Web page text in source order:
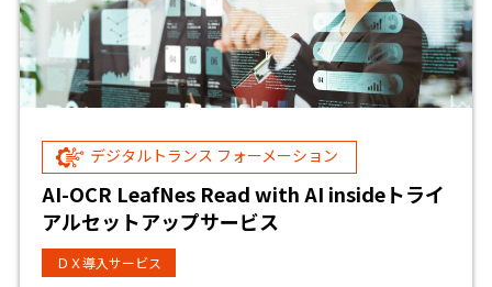
デジタルトランス フォーメーション
AI-OCR LeafNes Read with AI insideトライ
アルセットアップサービス
ＤＸ導入サービス